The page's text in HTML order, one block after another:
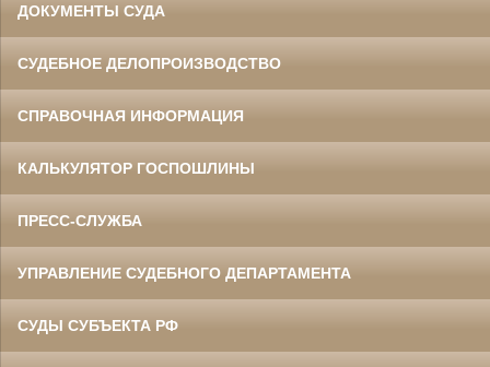
ДОКУМЕНТЫ СУДА
СУДЕБНОЕ ДЕЛОПРОИЗВОДСТВО
СПРАВОЧНАЯ ИНФОРМАЦИЯ
КАЛЬКУЛЯТОР ГОСПОШЛИНЫ
ПРЕСС-СЛУЖБА
УПРАВЛЕНИЕ СУДЕБНОГО ДЕПАРТАМЕНТА
СУДЫ СУБЪЕКТА РФ